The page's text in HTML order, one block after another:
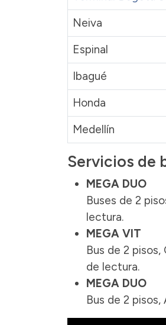
Neiva
Espinal
Ibagué
Honda
Medellín
Servicios de
MEGA DUO
Buses de 2
lectura.
MEGA VIT
Bus de 2 pisos,
de lectura.
MEGA DUO
Bus de 2